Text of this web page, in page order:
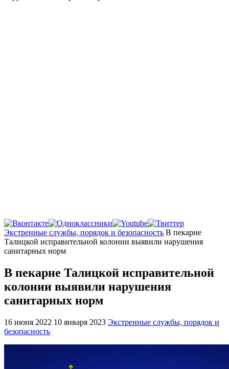
Главная
Экстренные службы, порядок и безопасность В пекарне
Талицкой исправительной колонии выявили нарушения
санитарных норм
В пекарне Талицкой исправительной
колонии выявили нарушения
санитарных норм
16 июня 2022 10 января 2023 Экстренные службы, порядок и
безопасность